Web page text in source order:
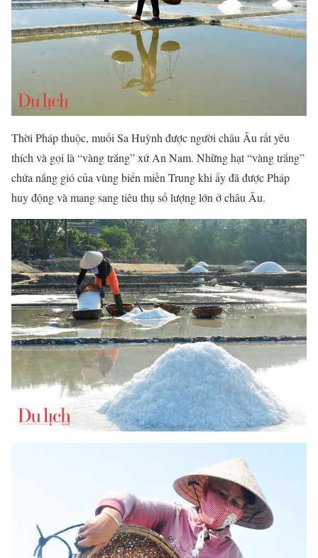
Thời Pháp thuộc, muối Sa Huỳnh được người châu Âu rất yêu
thích và gọi là “vàng trắng” xứ An Nam. Những hạt “vàng trắng”
chứa nắng gió của vùng biển miền Trung khi ấy đã được Pháp
huy động và mang sang tiêu thụ số lượng lớn ở châu Âu.